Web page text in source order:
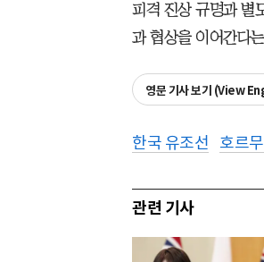
피격 진상 규명과 별
과 협상을 이어간다
영문 기사 보기 (View
한국 유조선 호르
관련 기사